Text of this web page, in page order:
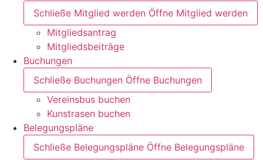
Schließe Mitglied werden Öffne Mitglied werden
Mitgliedsantrag
Mitgliedsbeiträge
Buchungen
Schließe Buchungen Öffne Buchungen
Vereinsbus buchen
Kunstrasen buchen
Belegungspläne
Schließe Belegungspläne Öffne Belegungspläne